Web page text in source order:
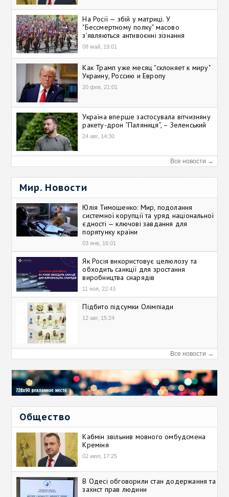
На Росії — збій у матриці. У
"Бессмертному полку" масово
зʼявляються антивоєнні зізнання
08 май, 19:01
Как Трамп уже месяц "склоняет к миру"
Украину, Россию и Европу
20 фев, 21:01
Україна вперше застосувала вітчизняну
ракету-дрон “Паляниця”, – Зеленський
24 авг, 14:30
Все новости →
Мир. Новости
Юлія Тимошенко: Мир, подолання
системної корупції та уряд національної
єдності — ключові завдання для
порятунку країни
03 янв, 16:01
Як Росія використовує целюлозу та
обходить санкції для зростання
виробництва снарядів
11 ноя, 22:43
Підбито підсумки Олімпіади
12 авг, 15:24
Все новости →
Общество
Кабмін звільнив мовного омбудсмена
Креміня
02 июл, 17:25
В Одесі обговорили стан додержання та
захист прав людини